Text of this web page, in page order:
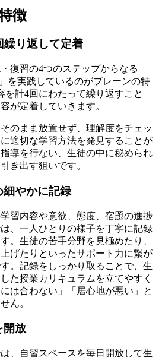
徴
繰り返して定着
復習の4つのステップからなる
を実践しているのがブレーンの特
を計4回にわたって繰り返すこと
が定着していきます。
のまま放置せず、理解度をチェッ
適切な学習方法を発見することが
導を行ない、生徒の中に秘められ
き出す狙いです。
やかに記録
習内容や意欲、態度、宿題の進捗
、一人ひとりの様子を丁寧に記録
。生徒の苦手分野を見極めたり、
げたりといったサポート力に繋が
。記録をしっかり取ることで、生
た授業カリキュラムを立てやすく
は合わない」「居心地が悪い」と
ん。
開放
、自習スペースを毎日開放して生